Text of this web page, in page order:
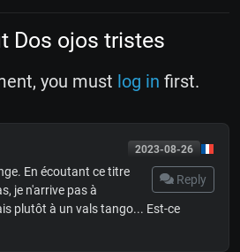
Dos ojos tristes
you must log in first.
2023-08-26
Reply
En écoutant ce titre
je n'arrive pas à
plutôt à un vals tango... Est-ce